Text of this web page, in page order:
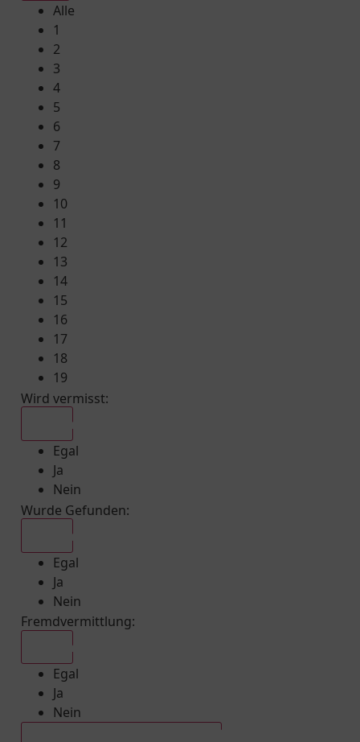
Alle
1
2
3
4
5
6
7
8
9
10
11
12
13
14
15
16
17
18
19
Wird vermisst:
Egal
Ja
Nein
Wurde Gefunden:
Egal
Ja
Nein
Fremdvermittlung:
Egal
Ja
Nein